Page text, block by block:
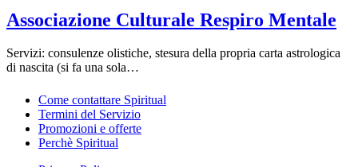
Associazione Culturale Respiro Mentale
Servizi: consulenze olistiche, stesura della propria carta astrologica
di nascita (si fa una sola…
Come contattare Spiritual
Termini del Servizio
Promozioni e offerte
Perchè Spiritual